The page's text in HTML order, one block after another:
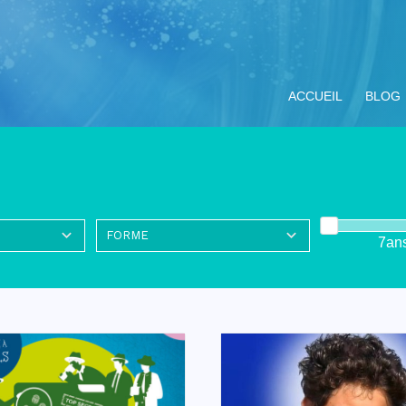
ACCUEIL BLOG
Miracle Eucharistique
Vivre le Jubilé 2025
propositions pour les
Nos objectifs TOUS